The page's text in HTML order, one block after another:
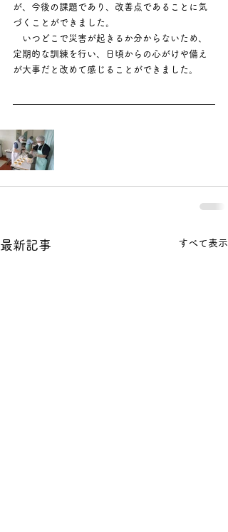
が、今後の課題であり、改善点であることに気
づくことができました。
​　いつどこで災害が起きるか分からないため、
定期的な訓練を行い、日頃からの心がけや備え
が大事だと改めて感じることができました。
最新記事 すべて表示